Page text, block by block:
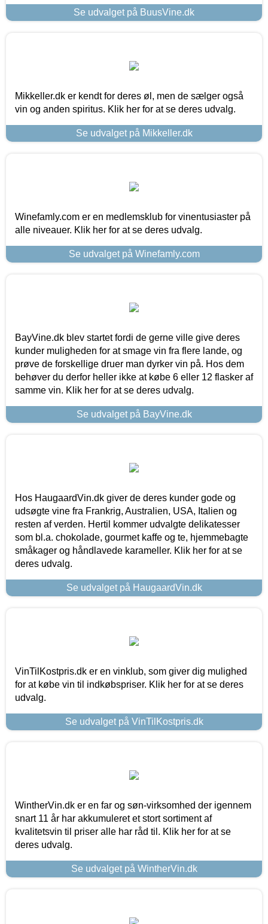
Se udvalget på BuusVine.dk
Mikkeller.dk er kendt for deres øl, men de sælger også
vin og anden spiritus. Klik her for at se deres udvalg.
Se udvalget på Mikkeller.dk
Winefamly.com er en medlemsklub for vinentusiaster på
alle niveauer. Klik her for at se deres udvalg.
Se udvalget på Winefamly.com
BayVine.dk blev startet fordi de gerne ville give deres
kunder muligheden for at smage vin fra flere lande, og
prøve de forskellige druer man dyrker vin på. Hos dem
behøver du derfor heller ikke at købe 6 eller 12 flasker af
samme vin. Klik her for at se deres udvalg.
Se udvalget på BayVine.dk
Hos HaugaardVin.dk giver de deres kunder gode og
udsøgte vine fra Frankrig, Australien, USA, Italien og
resten af verden. Hertil kommer udvalgte delikatesser
som bl.a. chokolade, gourmet kaffe og te, hjemmebagte
småkager og håndlavede karameller. Klik her for at se
deres udvalg.
Se udvalget på HaugaardVin.dk
VinTilKostpris.dk er en vinklub, som giver dig mulighed
for at købe vin til indkøbspriser. Klik her for at se deres
udvalg.
Se udvalget på VinTilKostpris.dk
WintherVin.dk er en far og søn-virksomhed der igennem
snart 11 år har akkumuleret et stort sortiment af
kvalitetsvin til priser alle har råd til. Klik her for at se
deres udvalg.
Se udvalget på WintherVin.dk